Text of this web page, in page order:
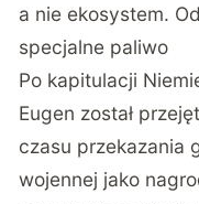
a nie ekosystem.
specjalne paliwo
Po kapitulacji
Eugen został
czasu przekazania
wojennej jako